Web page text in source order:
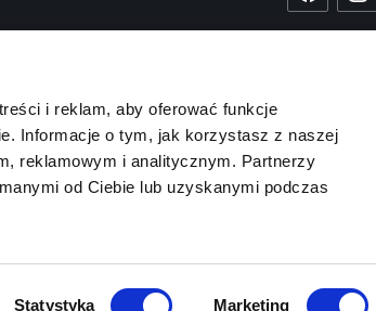
i reklam, aby oferować funkcje
Informacje o tym, jak korzystasz z naszej
reklamowym i analitycznym. Partnerzy
od Ciebie lub uzyskanymi podczas
Statystyka Marketing